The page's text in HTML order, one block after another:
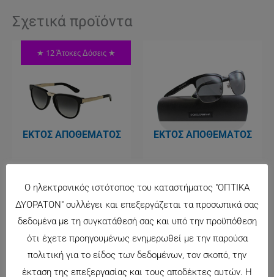
Σχετικά προϊόντα
★ 12 Άτοκες Δόσεις ★
ΕΚΤΌΣ ΑΠΟΘΈΜΑΤΟΣ
238.00 €
ΕΚΤΌΣ ΑΠΟΘΈΜΑΤΟΣ
162.00 €
★ 12 Άτοκες Δόσεις ★
Ο ηλεκτρονικός ιστότοπος του καταστήματος "ΟΠΤΙΚΑ
ΔΥΟΡΑΤΟΝ" συλλέγει και επεξεργάζεται τα προσωπικά σας
δεδομένα με τη συγκατάθεσή σας και υπό την προϋπόθεση
ότι έχετε προηγουμένως ενημερωθεί με την παρούσα
πολιτική για το είδος των δεδομένων, τον σκοπό, την
έκταση της επεξεργασίας και τους αποδέκτες αυτών. Η